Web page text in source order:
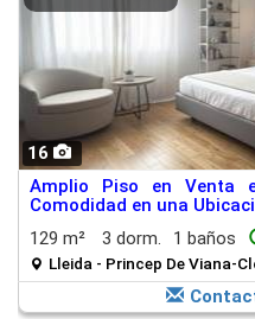
16
Amplio Piso en Venta
Comodidad en una
129 m²
3 dorm. 1 baños
Lleida - Princep De Viana-